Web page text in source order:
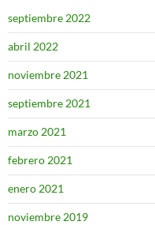
septiembre 2022
abril 2022
noviembre 2021
septiembre 2021
marzo 2021
febrero 2021
enero 2021
noviembre 2019